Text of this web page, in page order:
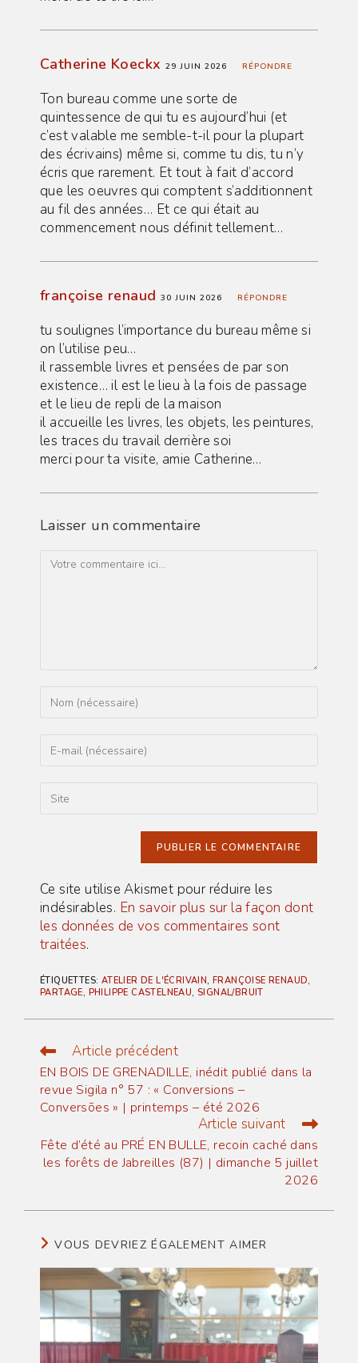
Catherine Koeckx 29 JUIN 2026 RÉPONDRE
Ton bureau comme une sorte de
quintessence de qui tu es aujourd’hui (et
c’est valable me semble-t-il pour la plupart
des écrivains) même si, comme tu dis, tu n’y
écris que rarement. Et tout à fait d’accord
que les oeuvres qui comptent s’additionnent
au fil des années… Et ce qui était au
commencement nous définit tellement…
françoise renaud 30 JUIN 2026 RÉPONDRE
tu soulignes l’importance du bureau même si
on l’utilise peu…
il rassemble livres et pensées de par son
existence… il est le lieu à la fois de passage
et le lieu de repli de la maison
il accueille les livres, les objets, les peintures,
les traces du travail derrière soi
merci pour ta visite, amie Catherine…
Laisser un commentaire
Comment
your
username
your
l’URL
Ce site utilise Akismet pour réduire les
indésirables. En savoir plus sur la façon dont
les données de vos commentaires sont
traitées.
ÉTIQUETTES: ATELIER DE L'ÉCRIVAIN, FRANÇOISE RENAUD,
PARTAGE, PHILIPPE CASTELNEAU, SIGNAL/BRUIT
Read
more
articles
Article précédent
EN BOIS DE GRENADILLE, inédit publié dans la
revue Sigila n° 57 : « Conversions –
Conversões » | printemps – été 2026
Article suivant
Fête d’été au PRÉ EN BULLE, recoin caché dans
les forêts de Jabreilles (87) | dimanche 5 juillet
2026
VOUS DEVRIEZ ÉGALEMENT AIMER